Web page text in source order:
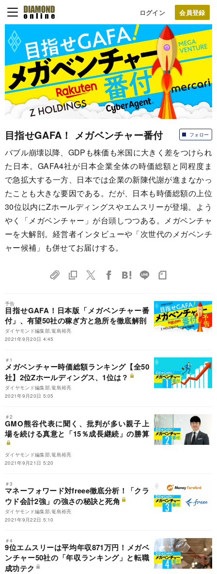
ログイン
フォロー
目指せGAFA！ メガベンチャー番付
バブル崩壊以降、GDPも株価も米国に大きく差をつけられ
た日本。GAFA4社が日本企業全体の時価総額と同程度ま
で急拡大する一方、日本では企業の新陳代謝が進まなかっ
たことも大きな要因である。だが、日本も時価総額の上位
30位以内にZホールディングスやエムスリーが登場。よう
やく「メガベンチャー」が台頭しつつある。メガベンチャ
ーを大解剖。経営者インタビューや「次世代のメガベンチ
ャー候補」も併せてお届けする。
予告
目指せGAFA！日本版「メガベンチャー番
付」、有望50社の稼ぎ方と急所を徹底解剖
ダイヤモンド編集部,篭島裕亮
2021年9月20日 4:45
＃1
メガベンチャー時価総額ランキング【全50
社】2位Zホールディングス、1位は？
ダイヤモンド編集部,篭島裕亮
2021年9月20日 5:05
＃2
GMO熊谷代表に聞く、批判が多い親子上
場を続ける真意と「15％成長継続」の勝算
ダイヤモンド編集部,篭島裕亮
2021年9月21日 5:20
＃3
マネーフォワード対freee徹底分析！「クラ
ウド会計2強」の強さの秘訣と死角
ダイヤモンド編集部,篭島裕亮
2021年9月22日 5:10
＃4
9位エムスリーは平均年収871万円！メガベ
ンチャー50社の「年収ランキング」と転職
成功テク